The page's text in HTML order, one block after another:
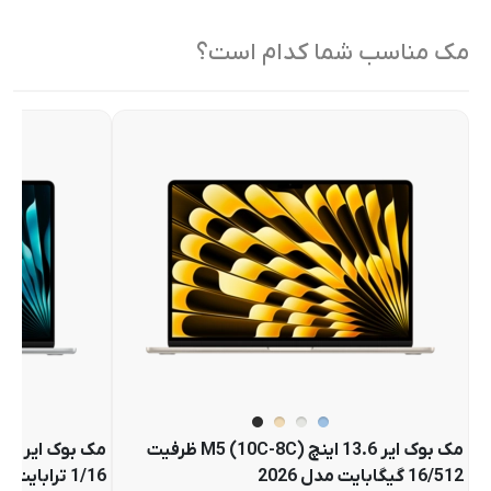
مک مناسب شما کدام است؟
مک بوک ایر 13.6 اینچ M5 (10C-8C) ظرفیت
16/512 گیگابایت مدل 2026
1/16 ترابایت مدل 2026